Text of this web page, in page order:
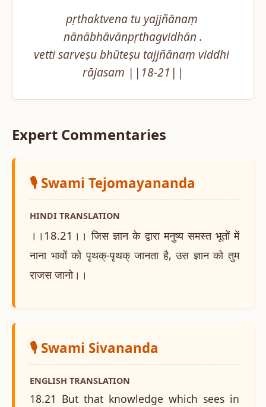
pṛthaktvena tu yajjñānaṃ
nānābhāvānpṛthagvidhān .
vetti sarveṣu bhūteṣu tajjñānaṃ viddhi
rājasam ||18-21||
Expert Commentaries
🎙️ Swami Tejomayananda
HINDI TRANSLATION
।।18.21।। जिस ज्ञान के द्वारा मनुष्य समस्त भूतों में
नाना भावों को पृथक्-पृथक् जानता है, उस ज्ञान को तुम
राजस जानो।।
🎙️ Swami Sivananda
ENGLISH TRANSLATION
18.21 But that knowledge which sees in